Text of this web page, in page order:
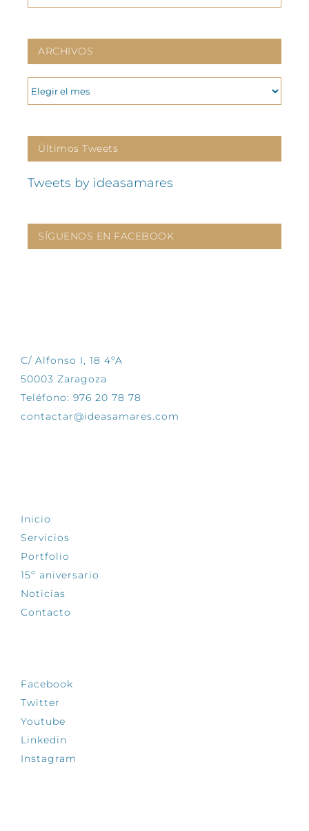
ARCHIVOS
ARCHIVOS
Últimos Tweets
Tweets by ideasamares
SÍGUENOS EN FACEBOOK
C/ Alfonso I, 18 4ºA
50003 Zaragoza
Teléfono: 976 20 78 78
contactar@ideasamares.com
Inicio
Servicios
Portfolio
15º aniversario
Noticias
Contacto
Facebook
Twitter
Youtube
Linkedin
Instagram